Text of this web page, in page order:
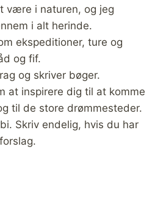
være i naturen, og jeg
i alt herinde.
ekspeditioner, ture og
og fif.
og skriver bøger.
at inspirere dig til at komme
til de store drømmesteder.
Skriv endelig, hvis du har